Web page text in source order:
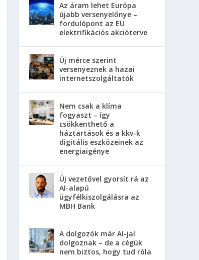
Az áram lehet Európa
újabb versenyelőnye –
fordulópont az EU
elektrifikációs akcióterve
Új mérce szerint
versenyeznek a hazai
internetszolgáltatók
Nem csak a klíma
fogyaszt – így
csökkenthető a
háztartások és a kkv-k
digitális eszközeinek az
energiaigénye
Új vezetővel gyorsít rá az
AI-alapú
ügyfélkiszolgálásra az
MBH Bank
A dolgozók már AI-jal
dolgoznak – de a cégük
nem biztos, hogy tud róla